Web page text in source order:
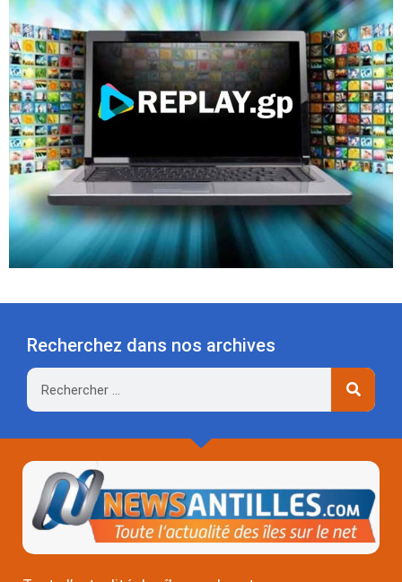
Recherchez dans nos archives
Rechercher